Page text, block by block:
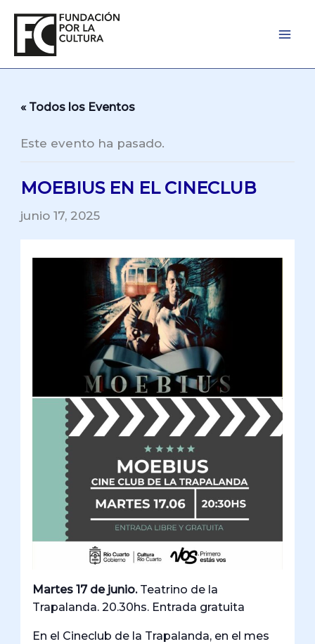
contenido
« Todos los Eventos
Este evento ha pasado.
MOEBIUS EN EL CINECLUB
junio 17, 2025
Martes 17 de junio.Teatrino de la
Trapalanda. 20.30hs. Entrada gratuita
En el Cineclub de la Trapalanda, en el mes